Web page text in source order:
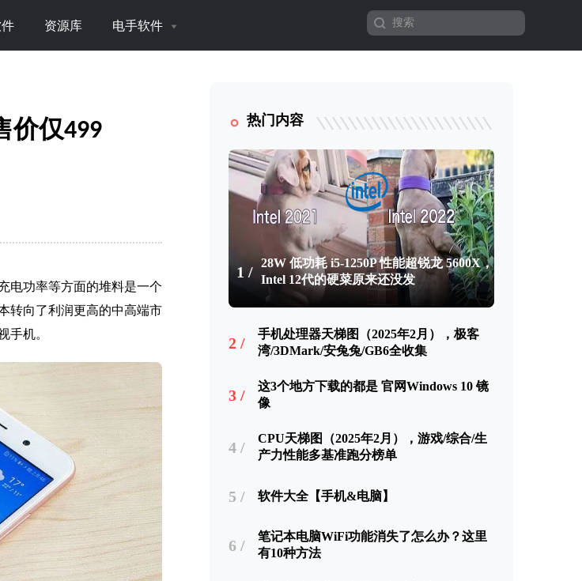
资源库 电手软件
价仅499
电功率等方面的堆料是一个
转向了利润更高的中高端市
手机。
热门内容
1 /
28W 低功耗 i5-1250P 性能超锐龙 5600X，
Intel 12代的硬菜原来还没发
2 /
手机处理器天梯图（2025年2月），极客
湾/3DMark/安兔兔/GB6全收集
3 /
这3个地方下载的都是 官网Windows 10 镜
像
4 /
CPU天梯图（2025年2月），游戏/综合/生
产力性能多基准跑分榜单
5 / 软件大全【手机&电脑】
6 /
笔记本电脑WiFi功能消失了怎么办？这里
有10种方法